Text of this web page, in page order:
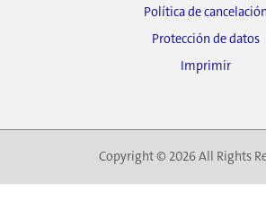
Política de cancelación
Protección de datos
Imprimir
Copyright © 2026 All Rights